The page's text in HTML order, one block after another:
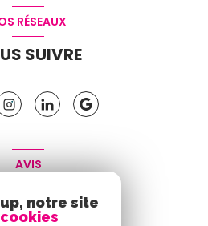
RÉSEAUX
SUIVRE
AVIS
CLIENTnotre site